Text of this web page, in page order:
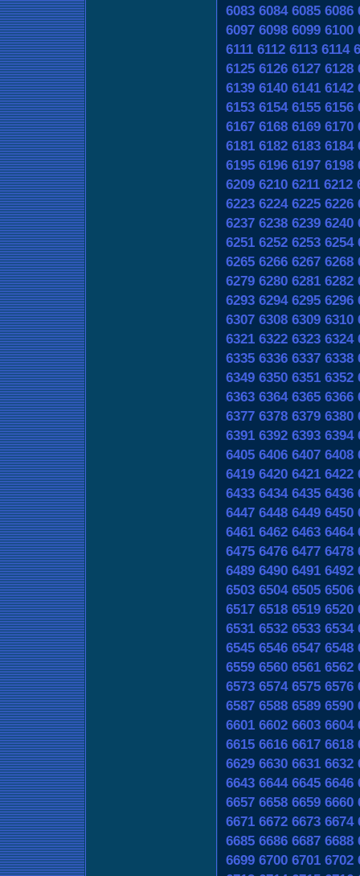
6083 6084 6085 6086
6097 6098 6099 6100
6111 6112 6113 6114
6125 6126 6127 6128
6139 6140 6141 6142
6153 6154 6155 6156
6167 6168 6169 6170
6181 6182 6183 6184
6195 6196 6197 6198
6209 6210 6211 6212
6223 6224 6225 6226
6237 6238 6239 6240
6251 6252 6253 6254
6265 6266 6267 6268
6279 6280 6281 6282
6293 6294 6295 6296
6307 6308 6309 6310
6321 6322 6323 6324
6335 6336 6337 6338
6349 6350 6351 6352
6363 6364 6365 6366
6377 6378 6379 6380
6391 6392 6393 6394
6405 6406 6407 6408
6419 6420 6421 6422
6433 6434 6435 6436
6447 6448 6449 6450
6461 6462 6463 6464
6475 6476 6477 6478
6489 6490 6491 6492
6503 6504 6505 6506
6517 6518 6519 6520
6531 6532 6533 6534
6545 6546 6547 6548
6559 6560 6561 6562
6573 6574 6575 6576
6587 6588 6589 6590
6601 6602 6603 6604
6615 6616 6617 6618
6629 6630 6631 6632
6643 6644 6645 6646
6657 6658 6659 6660
6671 6672 6673 6674
6685 6686 6687 6688
6699 6700 6701 6702